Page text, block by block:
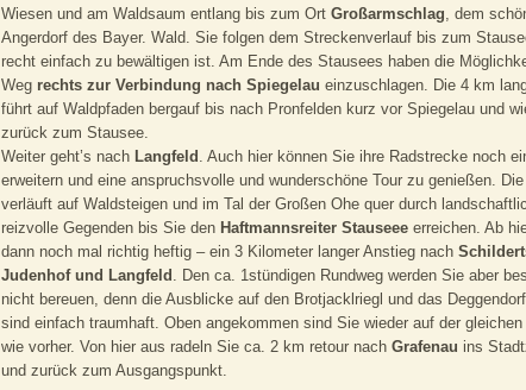
Wiesen und am Waldsaum entlang bis zum Ort Großarmschlag, dem
Angerdorf des Bayer. Wald. Sie folgen dem Streckenverlauf bis zum
recht einfach zu bewältigen ist. Am Ende des Stausees haben die
Weg rechts zur Verbindung nach Spiegelau einzuschlagen. Die 4 km
führt auf Waldpfaden bergauf bis nach Pronfelden kurz vor Spiegelau und
zurück zum Stausee.
Weiter geht’s nach Langfeld . Auch hier können Sie ihre Radstrecke noch
erweitern und eine anspruchsvolle und wunderschöne Tour zu genießen. Die
verläuft auf Waldsteigen und im Tal der Großen Ohe quer durch
reizvolle Gegenden bis Sie den Haftmannsreiter Stauseee erreichen. Ab
dann noch mal richtig heftig – ein 3 Kilometer langer Anstieg nach
Judenhof und Langfeld . Den ca. 1stündigen Rundweg werden Sie aber
nicht bereuen, denn die Ausblicke auf den Brotjacklriegl und das
sind einfach traumhaft. Oben angekommen sind Sie wieder auf der
wie vorher. Von hier aus radeln Sie ca. 2 km retour nach Grafenau ins
und zurück zum Ausgangspunkt.